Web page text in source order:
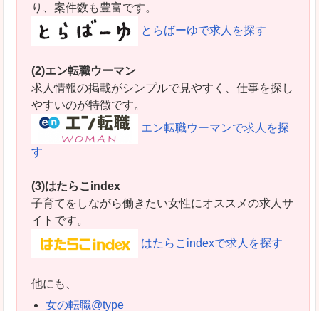
り、案件数も豊富です。
とらばーゆで求人を探す
(2)エン転職ウーマン
求人情報の掲載がシンプルで見やすく、仕事を探し
やすいのが特徴です。
エン転職ウーマンで求人を探
す
(3)はたらこindex
子育てをしながら働きたい女性にオススメの求人サ
イトです。
はたらこindexで求人を探す
他にも、
女の転職@type